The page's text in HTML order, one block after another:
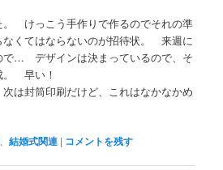
。 けっこう手作りで作るのでそれの準
くてはならないのが招待状。 来週に
で… デザインは決まっているので、そ
。 早い！
は封筒印刷だけど、これはなかなかめ
、結婚式関連 | コメントを残す